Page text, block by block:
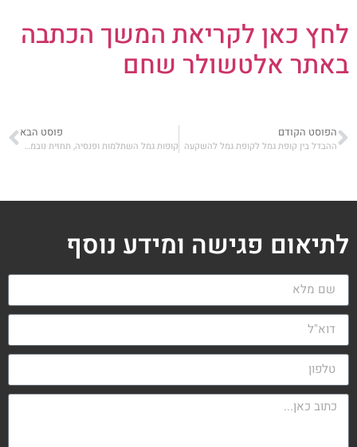
לחץ כאן לקריאת המשך הכתבה
באתר אלטשולר שחם
הפוסט הקודם
ההבדל בין קופת גמל לקופת גמל להשקעה
פוסט הבא
קופות גמל השתלמות ופנסיה, תחזית נובמבר- עליות – תשואה גבוהה ביותר
לתיאום פגישה ומידע נוסף